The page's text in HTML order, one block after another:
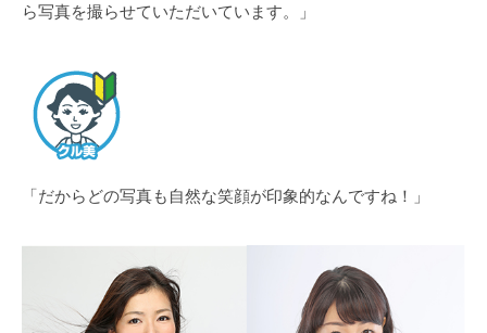
ら写真を撮らせていただいています。」
「だからどの写真も自然な笑顔が印象的なんですね！」